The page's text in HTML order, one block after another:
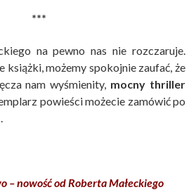
***
na pewno nas nie rozczaruje.
książki, możemy spokojnie zaufać, że
nam wyśmienity, mocny thriller
powieści możecie zamówić po
.
– nowość od Roberta Małeckiego